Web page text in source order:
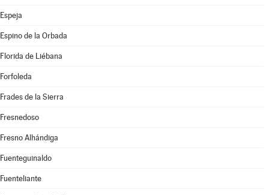
Espeja
Espino de la Orbada
Florida de Liébana
Forfoleda
Frades de la Sierra
Fresnedoso
Fresno Alhándiga
Fuenteguinaldo
Fuenteliante